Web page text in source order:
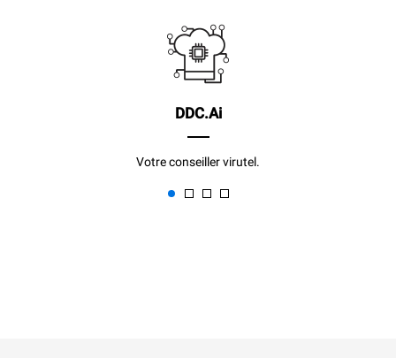
DDC.Ai
Votre conseiller virutel.